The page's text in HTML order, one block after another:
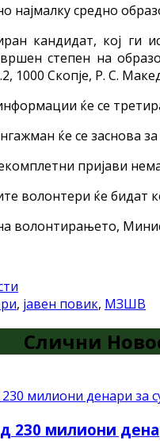
најмалку средно
кандидат, кој ги
степен на
1000 Скопје, Р. С.
ќе се
ќе се заснова
пријави
волонтери ќе бидат
волонтирањето,
, јавен повик, МЗШВ
Слични
230 милиони